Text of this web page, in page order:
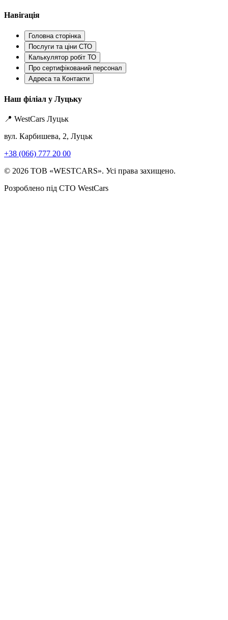
Навігація
Головна сторінка
Послуги та ціни СТО
Калькулятор робіт ТО
Про сертифікований персонал
Адреса та Контакти
Наш філіал у Луцьку
📍 WestCars Луцьк
вул. Карбишева, 2, Луцьк
+38 (066) 777 20 00
© 2026 ТОВ «WESTCARS». Усі права захищено.
Розроблено під СТО WestCars